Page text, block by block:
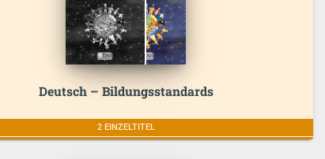
Deutsch – Bildungsstandards
2 EINZELTITEL